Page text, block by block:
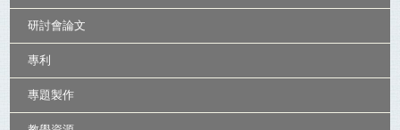
研討會論文
專利
專題製作